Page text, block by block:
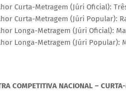
Curta-Metragem (Júri Oficial):
Curta-Metragem (Júri Popular):
Longa-Metragem (Júri Oficial):
Longa-Metragem (Júri Popular):
COMPETITIVA NACIONAL –